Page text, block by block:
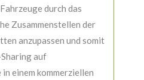
durch das
Zusammenstellen der
anzupassen und somit
auf
einem kommerziellen